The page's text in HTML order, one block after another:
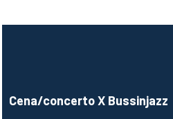
Cena/concerto X Bussinjazz